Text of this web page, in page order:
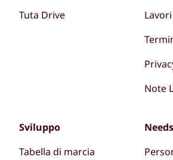
Tuta Drive
Lavori
Note
Sviluppo
Tabella di marcia
Needs